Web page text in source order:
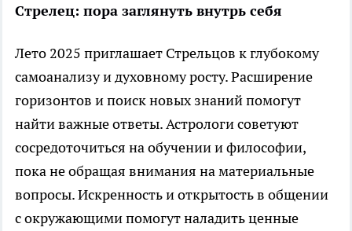
Стрелец: пора заглянуть внутрь себя
Лето 2025 приглашает Стрельцов к глубокому
самоанализу и духовному росту. Расширение
горизонтов и поиск новых знаний помогут
найти важные ответы. Астрологи советуют
сосредоточиться на обучении и философии,
пока не обращая внимания на материальные
вопросы. Искренность и открытость в общении
с окружающими помогут наладить ценные